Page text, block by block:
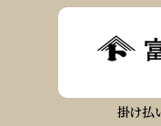
掛け払